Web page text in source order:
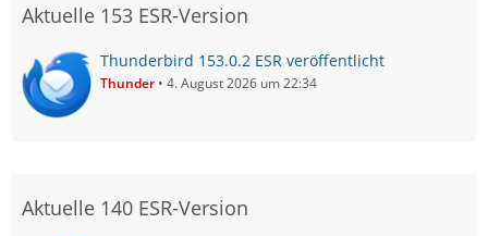
Aktuelle 153 ESR-Version
Thunderbird 153.0.2 ESR veröffentlicht
Thunder 4. August 2026 um 22:34
Aktuelle 140 ESR-Version